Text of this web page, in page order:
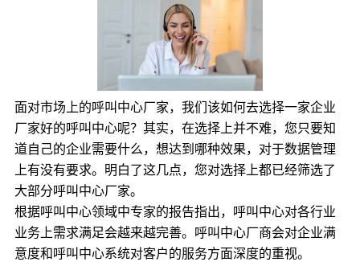
面对市场上的呼叫中心厂家，我们该如何去选择一家企业
厂家好的呼叫中心呢？其实，在选择上并不难，您只要知
道自己的企业需要什么，想达到哪种效果，对于数据管理
上有没有要求。明白了这几点，您对选择上都已经筛选了
大部分呼叫中心厂家。
根据呼叫中心领域中专家的报告指出，呼叫中心对各行业
业务上需求满足会越来越完善。呼叫中心厂商会对企业满
意度和呼叫中心系统对客户的服务方面深度的重视。